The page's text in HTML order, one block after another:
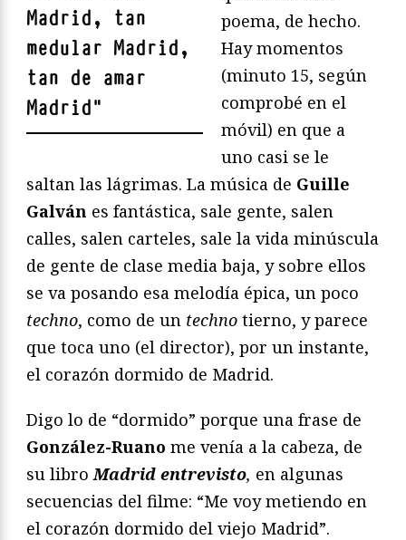
Madrid, tan
medular Madrid,
tan de amar
Madrid"
poema, de hecho.
Hay momentos
(minuto 15, según
comprobé en el
móvil) en que a
uno casi se le
saltan las lágrimas. La música de Guille
Galván es fantástica, sale gente, salen
calles, salen carteles, sale la vida minúscula
de gente de clase media baja, y sobre ellos
se va posando esa melodía épica, un poco
techno, como de un techno tierno, y parece
que toca uno (el director), por un instante,
el corazón dormido de Madrid.
Digo lo de “dormido” porque una frase de
González-Ruano me venía a la cabeza, de
su libroMadrid entrevisto, en algunas
secuencias del filme: “Me voy metiendo en
el corazón dormido del viejo Madrid”.